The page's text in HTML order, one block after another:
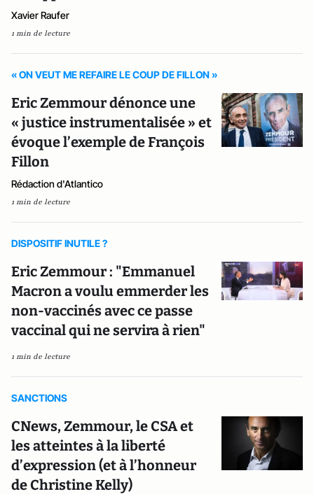
Xavier Raufer
1 min de lecture
« ON VEUT ME REFAIRE LE COUP DE FILLON »
Eric Zemmour dénonce une
« justice instrumentalisée » et
évoque l’exemple de François
Fillon
Rédaction d'Atlantico
1 min de lecture
DISPOSITIF INUTILE ?
Eric Zemmour : "Emmanuel
Macron a voulu emmerder les
non-vaccinés avec ce passe
vaccinal qui ne servira à rien"
1 min de lecture
SANCTIONS
CNews, Zemmour, le CSA et
les atteintes à la liberté
d’expression (et à l’honneur
de Christine Kelly)